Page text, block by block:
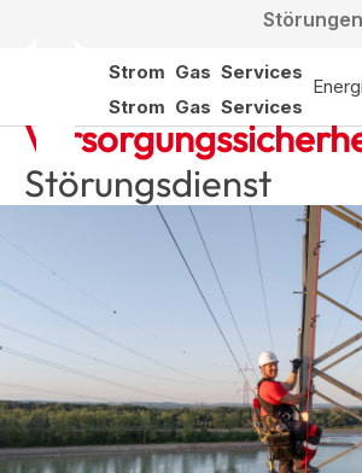
Strom
Strom
Gas
Gas
Services
Services
Störungen
Störungsdienst